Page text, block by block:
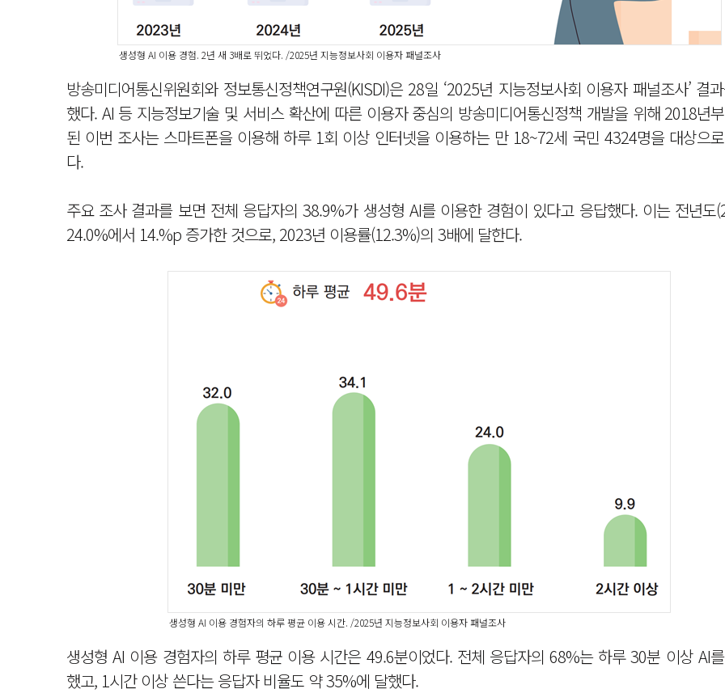
생성형 AI 이용 경험. 2년 새 3배로 뛰었다. /2025년 지능정보사회 이용자 패널조사
방송미디어통신위원회와 정보통신정책연구원(KISDI)은 28일 ‘2025년 지능정보사회 이용자 패널조사’ 결
했다. AI 등 지능정보기술 및 서비스 확산에 따른 이용자 중심의 방송미디어통신정책 개발을 위해 2018년
된 이번 조사는 스마트폰을 이용해 하루 1회 이상 인터넷을 이용하는 만 18~72세 국민 4324명을 대상으
다.
주요 조사 결과를 보면 전체 응답자의 38.9%가 생성형 AI를 이용한 경험이 있다고 응답했다. 이는 전년도
24.0%에서 14.%p 증가한 것으로, 2023년 이용률(12.3%)의 3배에 달한다.
생성형 AI 이용 경험자의 하루 평균 이용 시간. /2025년 지능정보사회 이용자 패널조사
생성형 AI 이용 경험자의 하루 평균 이용 시간은 49.6분이었다. 전체 응답자의 68%는 하루 30분 이상 AI
했고, 1시간 이상 쓴다는 응답자 비율도 약 35%에 달했다.